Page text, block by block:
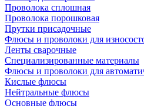
Проволока сплошная
Проволока порошковая
Прутки присадочные
Флюсы и проволоки для
Ленты сварочные
Специализированные материалы
Флюсы и проволоки для
Кислые флюсы
Нейтральные флюсы
Основные флюсы